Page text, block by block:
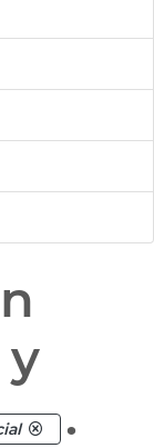
y
.